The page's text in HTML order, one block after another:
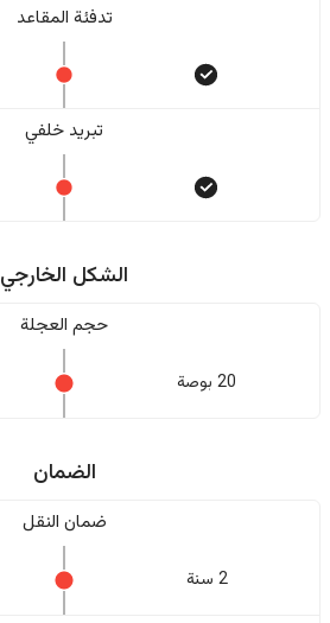
تدفئة المقاعد
تبريد خلفي
الشكل الخارجي
حجم العجلة
20 بوصة
الضمان
ضمان النقل
2 سنة